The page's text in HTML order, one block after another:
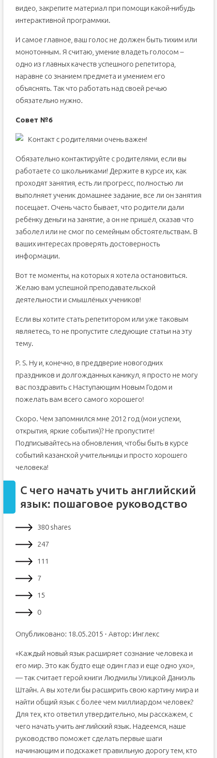
видео, закрепите материал при помощи какой-нибудь
интерактивной программки.
И самое главное, ваш голос не должен быть тихим или
монотонным. Я считаю, умение владеть голосом –
одно из главных качеств успешного репетитора,
наравне со знанием предмета и умением его
объяснять. Так что работать над своей речью
обязательно нужно.
Совет №6
Контакт с родителями очень важен!
Обязательно контактируйте с родителями, если вы
работаете со школьниками! Держите в курсе их, как
проходят занятия, есть ли прогресс, полностью ли
выполняет ученик домашнее задание, все ли он занятия
посещает. Очень часто бывает, что родители дали
ребёнку деньги на занятие, а он не пришёл, сказав что
заболел или не смог по семейным обстоятельствам. В
ваших интересах проверять достоверность
информации.
Вот те моменты, на которых я хотела остановиться.
Желаю вам успешной преподавательской
деятельности и смышлёных учеников!
Если вы хотите стать репетитором или уже таковым
являетесь, то не пропустите следующие статьи на эту
тему.
P. S. Ну и, конечно, в преддверие новогодних
праздников и долгожданных каникул, я просто не могу
вас поздравить с Наступающим Новым Годом и
пожелать вам всего самого хорошего!
Скоро. Чем запомнился мне 2012 год (мои успехи,
открытия, яркие события)? Не пропустите!
Подписывайтесь на обновления, чтобы быть в курсе
событий казанской учительницы и просто хорошего
человека!
С чего начать учить английский
язык: пошаговое руководство
380 shares
247
111
7
15
0
Опубликовано: 18.05.2015 ⋅ Автор: Инглекс
«Каждый новый язык расширяет сознание человека и
его мир. Это как будто еще один глаз и еще одно ухо»,
— так считает герой книги Людмилы Улицкой Даниэль
Штайн. А вы хотели бы расширить свою картину мира и
найти общий язык с более чем миллиардом человек?
Для тех, кто ответил утвердительно, мы расскажем, с
чего начать учить английский язык. Надеемся, наше
руководство поможет сделать первые шаги
начинающим и подскажет правильную дорогу тем, кто